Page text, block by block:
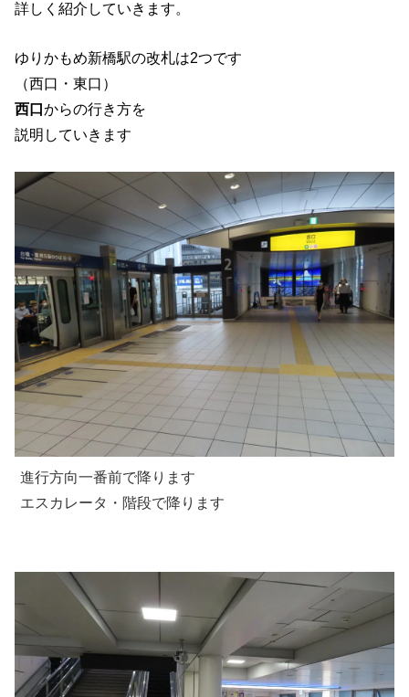
詳しく紹介していきます。
ゆりかもめ新橋駅の改札は2つです
（西口・東口）
西口 からの行き方を
説明していきます
進行方向一番前で降ります
エスカレータ・階段で降ります